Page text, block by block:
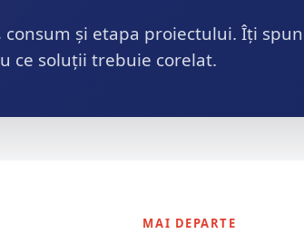
și etapa proiectului. Îți
ce soluții trebuie corelat.
MAI DEPARTE